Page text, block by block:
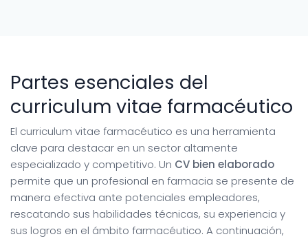
Partes esenciales del
curriculum vitae farmacéutico
El curriculum vitae farmacéutico es una herramienta
clave para destacar en un sector altamente
especializado y competitivo. Un CV bien elaborado
permite que un profesional en farmacia se presente de
manera efectiva ante potenciales empleadores,
rescatando sus habilidades técnicas, su experiencia y
sus logros en el ámbito farmacéutico. A continuación,